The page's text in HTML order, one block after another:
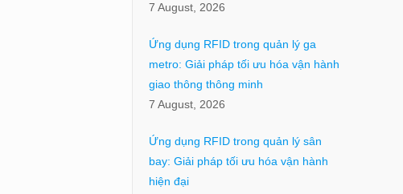
7 August, 2026
Ứng dụng RFID trong quản lý ga
metro: Giải pháp tối ưu hóa vận hành
giao thông thông minh
7 August, 2026
Ứng dụng RFID trong quản lý sân
bay: Giải pháp tối ưu hóa vận hành
hiện đại